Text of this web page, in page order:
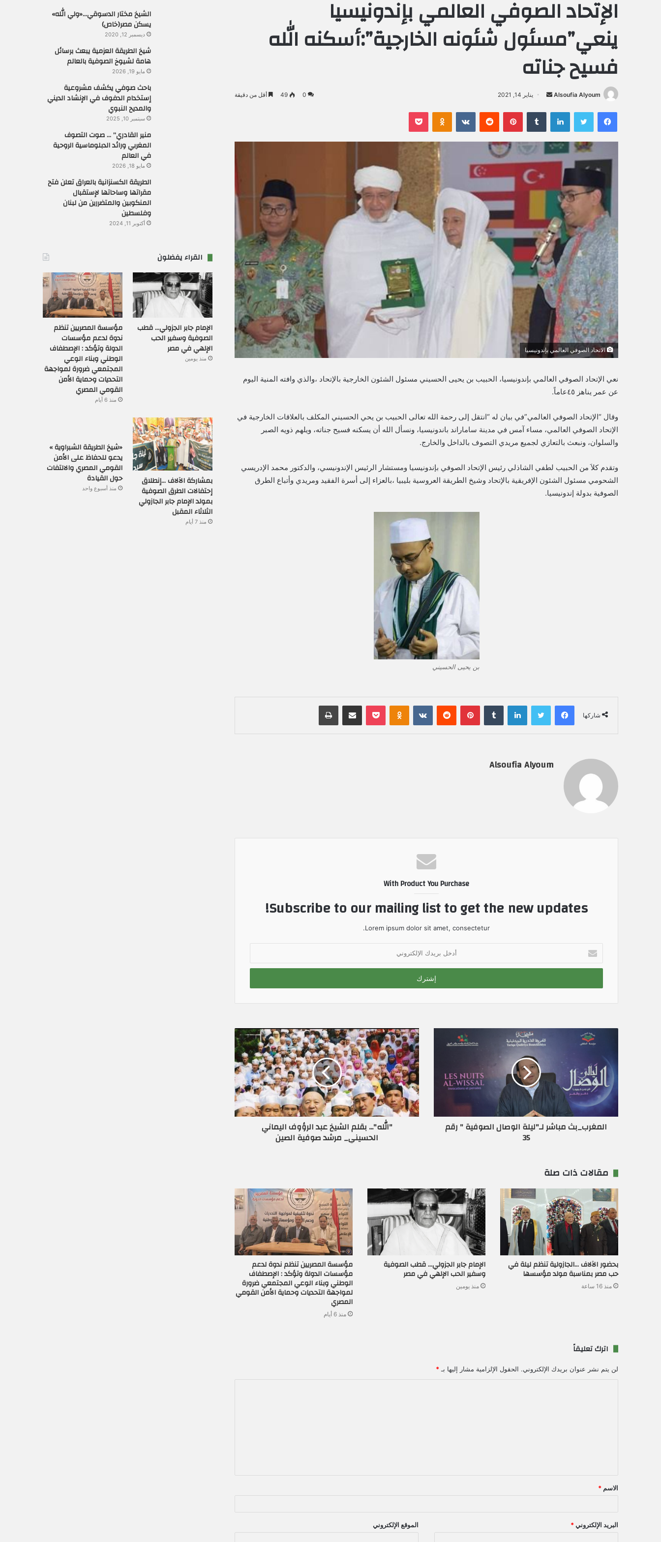
الإتحاد الصوفي العالمي بإندونيسيا
ينعي”مسئول شئونه الخارجية”:أسكنه الله
فسيح جناته
Alsoufia Alyoum
ل
ب
ر
د
ا
ت
ر
و
ن
ي
ا
يناير 14, 2021 0
49 أقل من دقيقة
فيسبوك لينكدإن بينتيريست
الاتحاد الصوفي العالمي بإندونيسيا
نعي الإتحاد الصوفي العالمي بإندونيسيا، الحبيب بن يحيى الحسيني مسئول الشئون الخارجية بالإتحاد ،والذي وافته المنية اليوم
عن عمر يناهز ٤٥عاماً.
وقال “الإتحاد الصوفي العالمي”في بيان له “انتقل إلى رحمة الله تعالى الحبيب بن يحي الحسيني المكلف بالعلاقات الخارجية في
الإتحاد الصوفي العالمي، مساء آمس في مدينة ساماراند باندونيسيا، ونسأل الله أن يسكنه فسيح جناته، ويلهم ذويه الصبر
والسلوان، ونبعث بالتعازي لجميع مريدي التصوف بالداخل والخارج.
وتقدم كلاَ من الحبيب لطفي الشاذلي رئيس الإتحاد الصوفي بإندونيسيا ومستشار الرئيس الإندونيسي، والدكتور محمد الإدريسي
الشحومي مسئول الشئون الإفريقية بالإتحاد وشيخ الطريقة العروسية بليبيا ،بالعزاء إلى أسرة الفقيد ومريدي وأتباع الطرق
الصوفية بدولة إندونيسيا.
بن يحيى الحسيني
شاركها
فيسبوك لينكدإن بينتيريست بوكيت
Alsoufia Alyoum
With Product You Purchase
Subscribe to our mailing list to get the new updates!
Lorem ipsum dolor sit amet, consectetur.
خ
ب
ك
ل
ك
ر
ن
المغرب_بث مباشر لـ"ليلة الوصال الصوفية " رقم
35
"الله"... بقلم الشيخ عبد الرؤوف اليماني
الحسيني_ مرشد صوفية الصين
مقالات ذات صلة
بحضور الآلاف …الجازولية تنظم ليلة في
حب مصر بمناسبة مولد مؤسسها
منذ 16 ساعة
الإمام جابر الجزولي… قطب الصوفية
وسفير الحب الإلهي في مصر
منذ يومين
مؤسسة المصريين تنظم ندوة لدعم
مؤسسات الدولة وتؤكد : الإصطفاف
الوطني وبناء الوعي المجتمعي ضرورة
لمواجهة التحديات وحماية الأمن القومي
المصري
منذ 6 أيام
اترك تعليقاً
لن يتم نشر عنوان بريدك الإلكتروني. الحقول الإلزامية مشار إليها بـ *
ق
*
الاسم *
البريد الإلكتروني * الموقع الإلكتروني
الشيخ مختار الدسوقي…«ولي الله»
يسكن مصر(خاص)
ديسمبر 12, 2020
شيخ الطريقة العزمية يبعث برسائل
هامة لشيوخ الصوفية بالعالم
مايو 19, 2026
باحث صوفي يكشف مشروعية
إستخدام الدفوف في الإنشاد الديني
والمديح النبوي
سبتمبر 10, 2025
منير القادري” … صوت التصوف
المغربي ورائد الدبلوماسية الروحية
في العالم
مايو 18, 2026
الطريقة الكسنزانية بالعراق تعلن فتح
مقراتها وساحاتها لإستقبال
المنكوبين والمتضررين من لبنان
وفلسطين
أكتوبر 11, 2024
القراء يفضلون
الإمام جابر الجزولي… قطب
الصوفية وسفير الحب
الإلهي في مصر
منذ يومين
مؤسسة المصريين تنظم
ندوة لدعم مؤسسات
الدولة وتؤكد : الإصطفاف
الوطني وبناء الوعي
المجتمعي ضرورة لمواجهة
التحديات وحماية الأمن
القومي المصري
منذ 6 أيام
بمشاركة الآلاف …إنطلاق
إحتفالات الطرق الصوفية
بمولد الإمام جابر الجازولي
الثلاثاء المقبل
منذ 7 أيام
«شيخ الطريقة الشبراوية »
يدعو للحفاظ على الأمن
القومي المصري والالتفات
حول القيادة
منذ أسبوع واحد